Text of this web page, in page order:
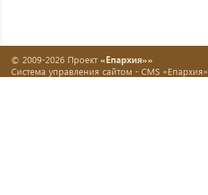
© 2009-2026 Проект «Епархия»»
Система управления сайтом - CMS «Епархия»